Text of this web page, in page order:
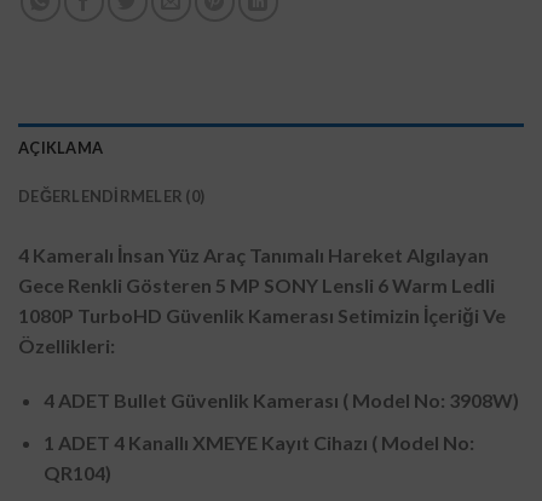
AÇIKLAMA
DEĞERLENDIRMELER (0)
4 Kameralı İnsan Yüz Araç Tanımalı Hareket Algılayan
Gece Renkli Gösteren 5 MP SONY Lensli 6 Warm Ledli
1080P TurboHD Güvenlik Kamerası Setimizin İçeriği Ve
Özellikleri:
4 ADET Bullet Güvenlik Kamerası ( Model No: 3908W)
1 ADET 4 Kanallı XMEYE Kayıt Cihazı ( Model No:
QR104)